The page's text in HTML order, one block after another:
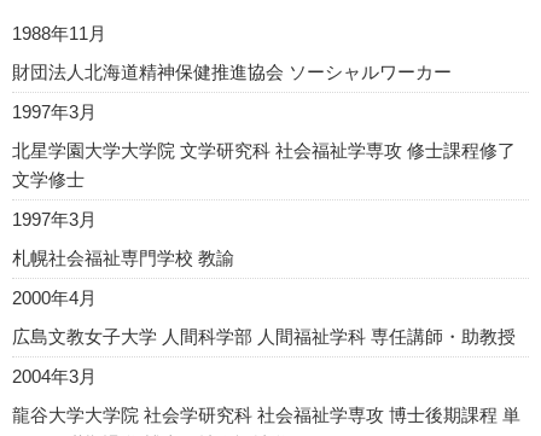
1988年11月
財団法人北海道精神保健推進協会 ソーシャルワーカー
1997年3月
北星学園大学大学院 文学研究科 社会福祉学専攻 修士課程修了
文学修士
1997年3月
札幌社会福祉専門学校 教諭
2000年4月
広島文教女子大学 人間科学部 人間福祉学科 専任講師・助教授
2004年3月
龍谷大学大学院 社会学研究科 社会福祉学専攻 博士後期課程 単